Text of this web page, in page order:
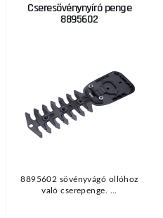
Cseresövénynyíró penge
8895602
8895602 sövényvágó ollóhoz
való cserepenge. ...